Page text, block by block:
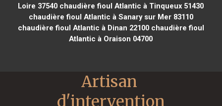
Loire 37540 chaudière fioul Atlantic à Tinqueux 51430
chaudière fioul Atlantic à Sanary sur Mer 83110
chaudière fioul Atlantic à Dinan 22100chaudière fioul
Atlantic à Oraison 04700
Artisan
d'intervention